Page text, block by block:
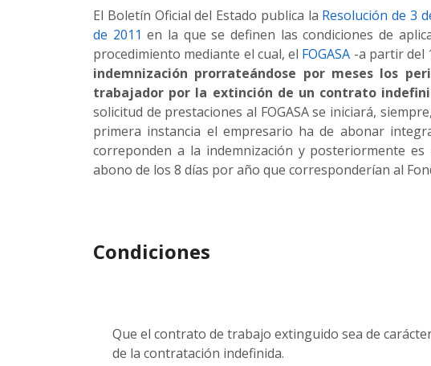
El Boletín Oficial del Estado publica la Resolución de 3
de 2011 en la que se definen las condiciones de
procedimiento mediante el cual, el FOGASA -a partir del
indemnización prorrateándose por meses los
trabajador por la extinción de un contrato
solicitud de prestaciones al FOGASA se iniciará,
primera instancia el empresario ha de abonar
correponden a la indemnización y posteriormente
abono de los 8 días por año que corresponderían al
Condiciones
Que el contrato de trabajo extinguido sea de
de la contratación indefinida.